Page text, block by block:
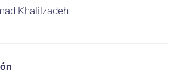
Khalilzadeh